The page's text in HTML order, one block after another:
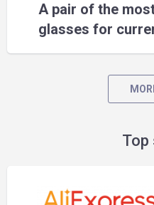
A pair of the
glasses for
Top